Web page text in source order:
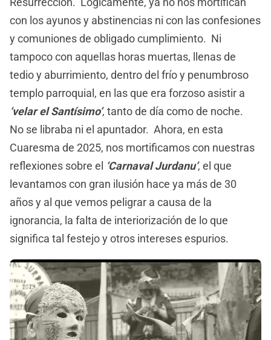
con los ayunos y abstinencias ni con las confesiones
y comuniones de obligado cumplimiento. Ni
tampoco con aquellas horas muertas, llenas de
tedio y aburrimiento, dentro del frío y penumbroso
templo parroquial, en las que era forzoso asistir a
‘velar el Santísimo’, tanto de día como de noche.
No se libraba ni el apuntador. Ahora, en esta
Cuaresma de 2025, nos mortificamos con nuestras
reflexiones sobre el ‘Carnaval Jurdanu’, el que
levantamos con gran ilusión hace ya más de 30
años y al que vemos peligrar a causa de la
ignorancia, la falta de interiorización de lo que
significa tal festejo y otros intereses espurios.